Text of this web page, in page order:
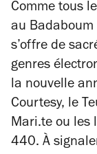
Comme tous
au
s’offre de
genres
la nouvelle
Courtesy, le
Mari.te ou les
440. À